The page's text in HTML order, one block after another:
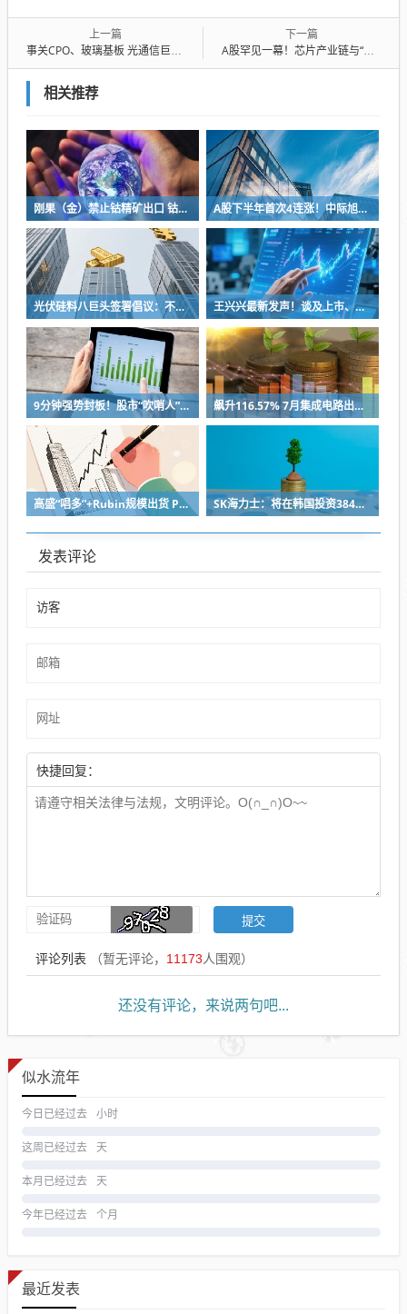
上一篇
事关CPO、玻璃基板 光通信巨头发布多项技术产品
下一篇
A股罕见一幕！芯片产业链与“牛市旗手”同日大涨 什么信号？
相关推荐
刚果（金）禁止钴精矿出口 钴矿板块狂飙 上市公司回应影响 A股下半年首次4连涨！中际旭创尾盘突然跳水 发生了什么？
光伏硅料八巨头签署倡议：不得低于成本价销售 王兴兴最新发声！谈及上市、具身智能行业发展
9分钟强势封板！股市“吹哨人”突然改口！市场风向变了？ 飙升116.57% 7月集成电路出口金额同比实现翻倍式增长
高盛“唱多”+Rubin规模出货 PCB概念掀涨停潮！多只中报预增股获资金青睐(名单) SK海力士：将在韩国投资384亿美元建设晶圆厂 以应对AI时代持续增长的存储芯片需求
发表评论
快捷回复：
评论列表 （暂无评论， 11173人围观）
还没有评论，来说两句吧...
似水流年
今日已经过去 小时
这周已经过去 天
本月已经过去 天
今年已经过去 个月
最近发表